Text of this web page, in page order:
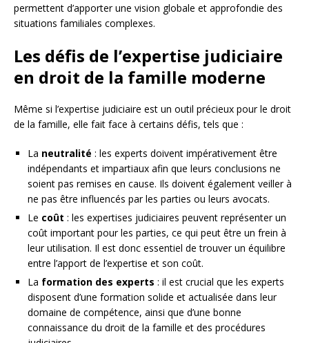
permettent d’apporter une vision globale et approfondie des
situations familiales complexes.
Les défis de l’expertise judiciaire
en droit de la famille moderne
Même si l’expertise judiciaire est un outil précieux pour le droit
de la famille, elle fait face à certains défis, tels que :
La neutralité : les experts doivent impérativement être
indépendants et impartiaux afin que leurs conclusions ne
soient pas remises en cause. Ils doivent également veiller à
ne pas être influencés par les parties ou leurs avocats.
Le coût : les expertises judiciaires peuvent représenter un
coût important pour les parties, ce qui peut être un frein à
leur utilisation. Il est donc essentiel de trouver un équilibre
entre l’apport de l’expertise et son coût.
La formation des experts : il est crucial que les experts
disposent d’une formation solide et actualisée dans leur
domaine de compétence, ainsi que d’une bonne
connaissance du droit de la famille et des procédures